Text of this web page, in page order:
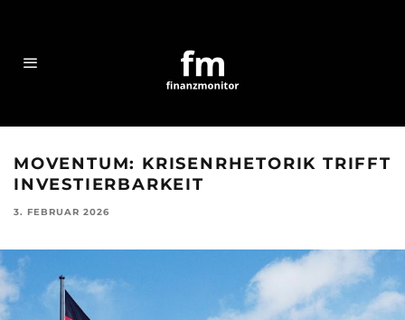
MOVENTUM: KRISENRHETORIK TRIFFT
INVESTIERBARKEIT
3. FEBRUAR 2026